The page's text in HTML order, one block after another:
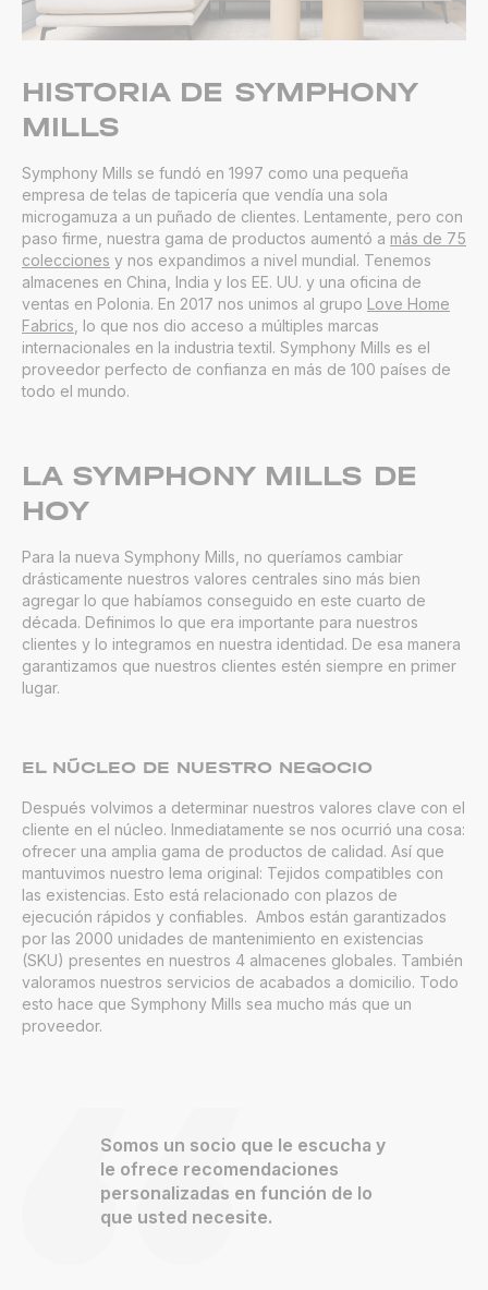
HISTORIA DE SYMPHONY
MILLS
Symphony Mills se fundó en 1997 como una pequeña
empresa de telas de tapicería que vendía una sola
microgamuza a un puñado de clientes. Lentamente, pero con
paso firme, nuestra gama de productos aumentó a más de 75
colecciones y nos expandimos a nivel mundial. Tenemos
almacenes en China, India y los EE. UU. y una oficina de
ventas en Polonia. En 2017 nos unimos al grupo Love Home
Fabrics , lo que nos dio acceso a múltiples marcas
internacionales en la industria textil. Symphony Mills es el
proveedor perfecto de confianza en más de 100 países de
todo el mundo.
LA SYMPHONY MILLS DE
HOY
Para la nueva Symphony Mills, no queríamos cambiar
drásticamente nuestros valores centrales sino más bien
agregar lo que habíamos conseguido en este cuarto de
década. Definimos lo que era importante para nuestros
clientes y lo integramos en nuestra identidad. De esa manera
garantizamos que nuestros clientes estén siempre en primer
lugar.
EL NÚCLEO DE NUESTRO NEGOCIO
Después volvimos a determinar nuestros valores clave con el
cliente en el núcleo. Inmediatamente se nos ocurrió una cosa:
ofrecer una amplia gama de productos de calidad. Así que
mantuvimos nuestro lema original: Tejidos compatibles con
las existencias. Esto está relacionado con plazos de
ejecución rápidos y confiables. Ambos están garantizados
por las 2000 unidades de mantenimiento en existencias
(SKU) presentes en nuestros 4 almacenes globales. También
valoramos nuestros servicios de acabados a domicilio. Todo
esto hace que Symphony Mills sea mucho más que un
proveedor.
Somos un socio que le escucha y
le ofrece recomendaciones
personalizadas en función de lo
que usted necesite.